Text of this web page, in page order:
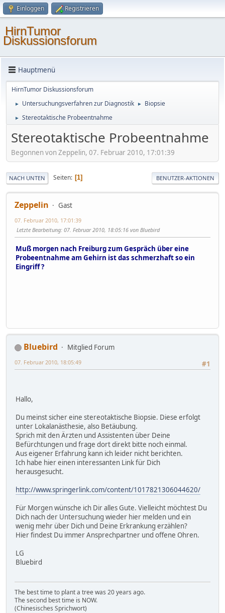
Einloggen Registrieren
HirnTumor
Diskussionsforum
Hauptmenü
HirnTumor Diskussionsforum
► Untersuchungsverfahren zur Diagnostik ► Biopsie
► Stereotaktische Probeentnahme
Stereotaktische Probeentnahme
Begonnen von Zeppelin, 07. Februar 2010, 17:01:39
NACH UNTEN Seiten 1 BENUTZER-AKTIONEN
Zeppelin Gast
07. Februar 2010, 17:01:39
Letzte Bearbeitung: 07. Februar 2010, 18:05:16 von Bluebird
Muß morgen nach Freiburg zum Gespräch über eine
Probeentnahme am Gehirn ist das schmerzhaft so ein
Eingriff ?
Bluebird
Mitglied Forum
#1
07. Februar 2010, 18:05:49
Hallo,
Du meinst sicher eine stereotaktische Biopsie. Diese erfolgt
unter Lokalanästhesie, also Betäubung.
Sprich mit den Ärzten und Assistenten über Deine
Befürchtungen und frage dort direkt bitte noch einmal.
Aus eigener Erfahrung kann ich leider nicht berichten.
Ich habe hier einen interessanten Link für Dich
herausgesucht.
http://www.springerlink.com/content/1017821306044620/
Für Morgen wünsche ich Dir alles Gute. Vielleicht möchtest Du
Dich nach der Untersuchung wieder hier melden und ein
wenig mehr über Dich und Deine Erkrankung erzählen?
Hier findest Du immer Ansprechpartner und offene Ohren.
LG
Bluebird
The best time to plant a tree was 20 years ago.
The second best time is NOW.
(Chinesisches Sprichwort)